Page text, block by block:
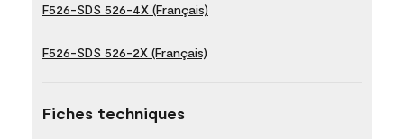
F526-SDS 526-4X (Français)
F526-SDS 526-2X (Français)
Fiches techniques